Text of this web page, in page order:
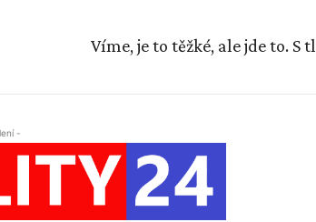
Víme, je to těžké, ale jde to. S
-